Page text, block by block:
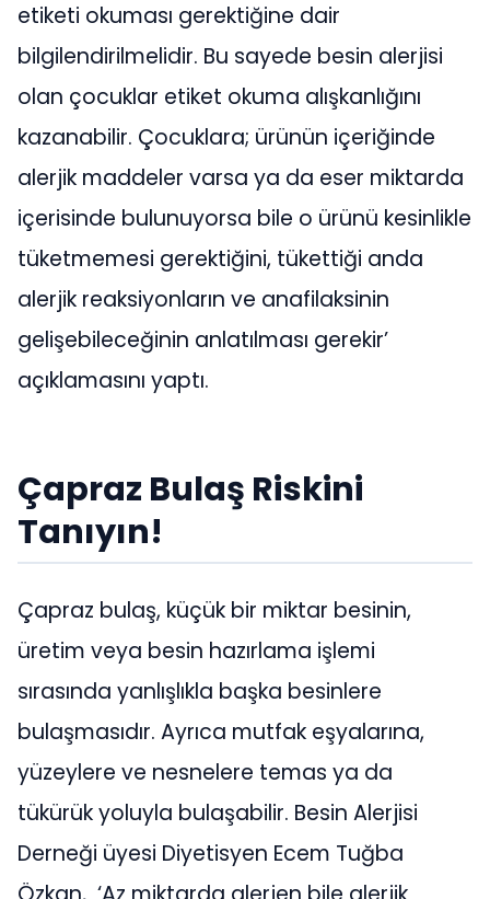
etiketi okuması gerektiğine dair
bilgilendirilmelidir. Bu sayede besin alerjisi
olan çocuklar etiket okuma alışkanlığını
kazanabilir. Çocuklara; ürünün içeriğinde
alerjik maddeler varsa ya da eser miktarda
içerisinde bulunuyorsa bile o ürünü kesinlikle
tüketmemesi gerektiğini, tükettiği anda
alerjik reaksiyonların ve anafilaksinin
gelişebileceğinin anlatılması gerekir’
açıklamasını yaptı.
Çapraz Bulaş Riskini
Tanıyın!
Çapraz bulaş, küçük bir miktar besinin,
üretim veya besin hazırlama işlemi
sırasında yanlışlıkla başka besinlere
bulaşmasıdır. Ayrıca mutfak eşyalarına,
yüzeylere ve nesnelere temas ya da
tükürük yoluyla bulaşabilir. Besin Alerjisi
Derneği üyesi Diyetisyen Ecem Tuğba